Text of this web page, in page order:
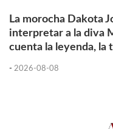
La morocha Dakota
interpretar a la diva
cuenta la leyenda, la
- 2026-08-08